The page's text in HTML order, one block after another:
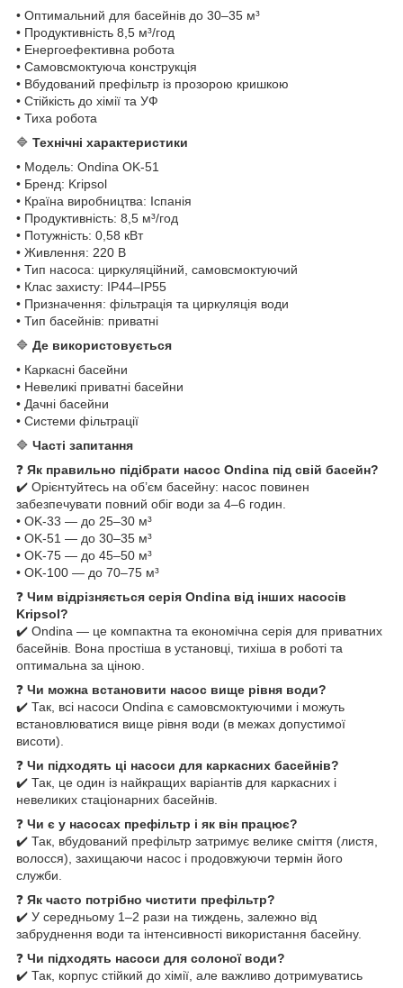
• Оптимальний для басейнів до 30–35 м³
• Продуктивність 8,5 м³/год
• Енергоефективна робота
• Самовсмоктуюча конструкція
• Вбудований префільтр із прозорою кришкою
• Стійкість до хімії та УФ
• Тиха робота
🔷 Технічні характеристики
• Модель: Ondina OK-51
• Бренд: Kripsol
• Країна виробництва: Іспанія
• Продуктивність: 8,5 м³/год
• Потужність: 0,58 кВт
• Живлення: 220 В
• Тип насоса: циркуляційний, самовсмоктуючий
• Клас захисту: IP44–IP55
• Призначення: фільтрація та циркуляція води
• Тип басейнів: приватні
🔷 Де використовується
• Каркасні басейни
• Невеликі приватні басейни
• Дачні басейни
• Системи фільтрації
🔷 Часті запитання
❓ Як правильно підібрати насос Ondina під свій басейн?
✔️ Орієнтуйтесь на об’єм басейну: насос повинен
забезпечувати повний обіг води за 4–6 годин.
• OK-33 — до 25–30 м³
• OK-51 — до 30–35 м³
• OK-75 — до 45–50 м³
• OK-100 — до 70–75 м³
❓ Чим відрізняється серія Ondina від інших насосів
Kripsol?
✔️ Ondina — це компактна та економічна серія для приватних
басейнів. Вона простіша в установці, тихіша в роботі та
оптимальна за ціною.
❓ Чи можна встановити насос вище рівня води?
✔️ Так, всі насоси Ondina є самовсмоктуючими і можуть
встановлюватися вище рівня води (в межах допустимої
висоти).
❓ Чи підходять ці насоси для каркасних басейнів?
✔️ Так, це один із найкращих варіантів для каркасних і
невеликих стаціонарних басейнів.
❓ Чи є у насосах префільтр і як він працює?
✔️ Так, вбудований префільтр затримує велике сміття (листя,
волосся), захищаючи насос і продовжуючи термін його
служби.
❓ Як часто потрібно чистити префільтр?
✔️ У середньому 1–2 рази на тиждень, залежно від
забруднення води та інтенсивності використання басейну.
❓ Чи підходять насоси для солоної води?
✔️ Так, корпус стійкий до хімії, але важливо дотримуватись